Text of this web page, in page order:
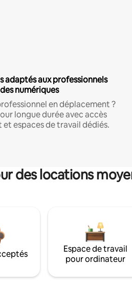
adaptés aux professionnels
numériques
en déplacement ?
longue durée avec accès
espaces de travail dédiés.
des locations
Espace de travail
pour ordinateur